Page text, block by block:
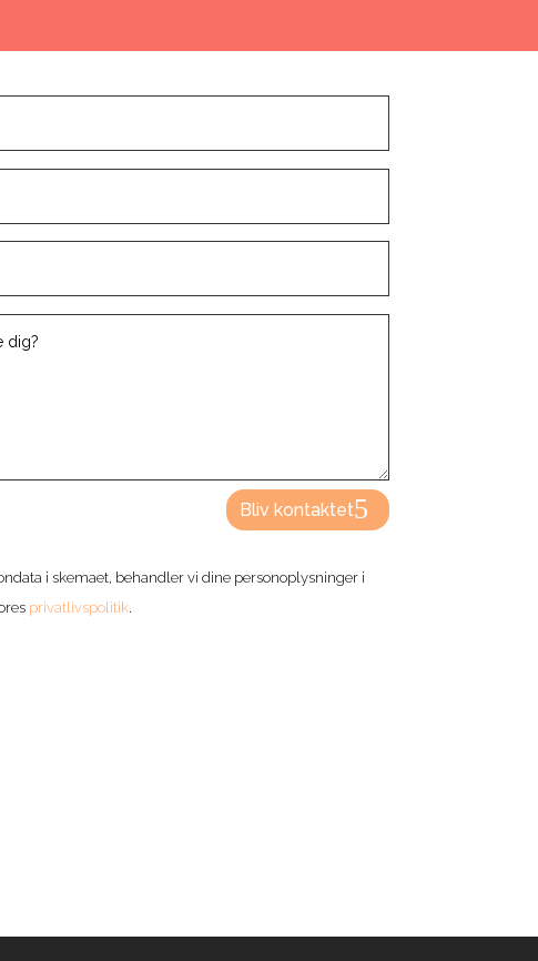
Bliv kontaktet
i skemaet, behandler vi dine personoplysninger i
privatlivspolitik.